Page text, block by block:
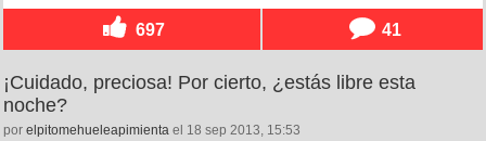
697 41
¡Cuidado, preciosa! Por cierto, ¿estás libre esta
noche?
por elpitomehueleapimienta el 18 sep 2013, 15:53